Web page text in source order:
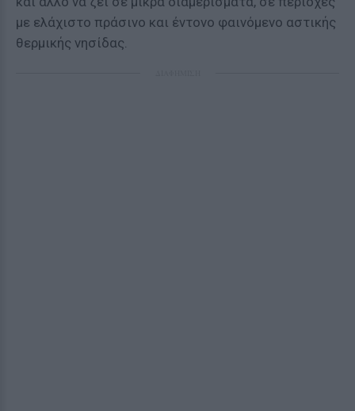
με ελάχιστο πράσινο και έντονο φαινόμενο αστικής
θερμικής νησίδας.